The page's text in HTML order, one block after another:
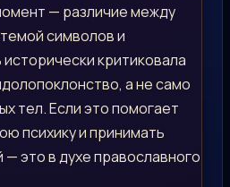
— различие между
символов и
критиковала
а не само
тел. Если это помогает
психику и принимать
это в духе православного